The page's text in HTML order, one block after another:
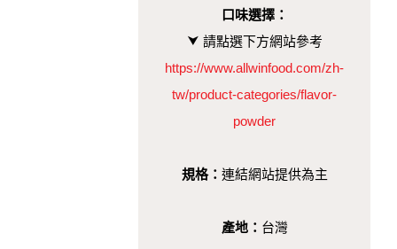
口味選擇：
⮟ 請點選下方網站參考
https://www.allwinfood.com/zh-
tw/product-categories/flavor-
powder
規格： 連結網站提供為主
產地： 台灣